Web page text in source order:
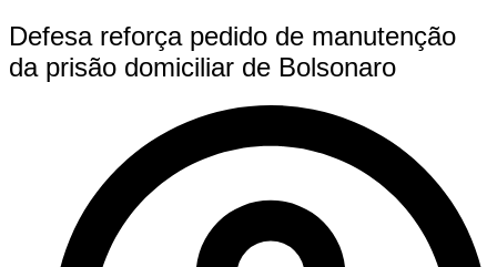
Defesa reforça pedido de manutenção
da prisão domiciliar de Bolsonaro